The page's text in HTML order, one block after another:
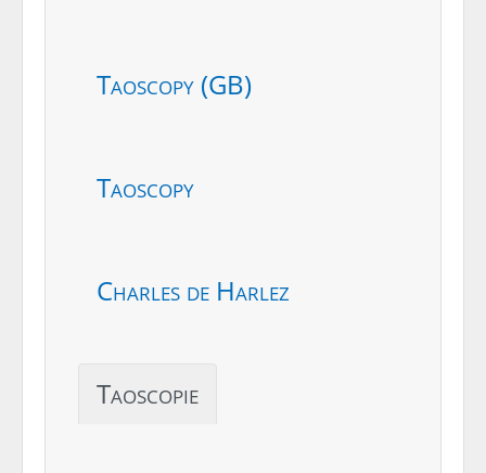
Taoscopy (GB)
Taoscopy
Charles de Harlez
Taoscopie